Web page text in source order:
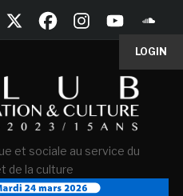
LOGIN
et sociale au service du
de la culture